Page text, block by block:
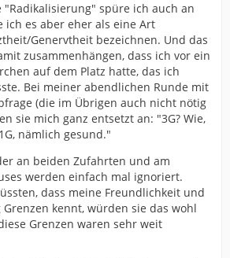
"Radikalisierung" spüre ich auch an
ich es aber eher als eine Art
Genervtheit bezeichnen. Und das
zusammenhängen, dass ich vor ein
auf dem Platz hatte, das ich
Bei meiner abendlichen Runde mit
(die im Übrigen auch nicht nötig
sie mich ganz entsetzt an: "3G? Wie,
nämlich gesund."
an beiden Zufahrten und am
werden einfach mal ignoriert.
dass meine Freundlichkeit und
kennt, würden sie das wohl
Grenzen waren sehr weit